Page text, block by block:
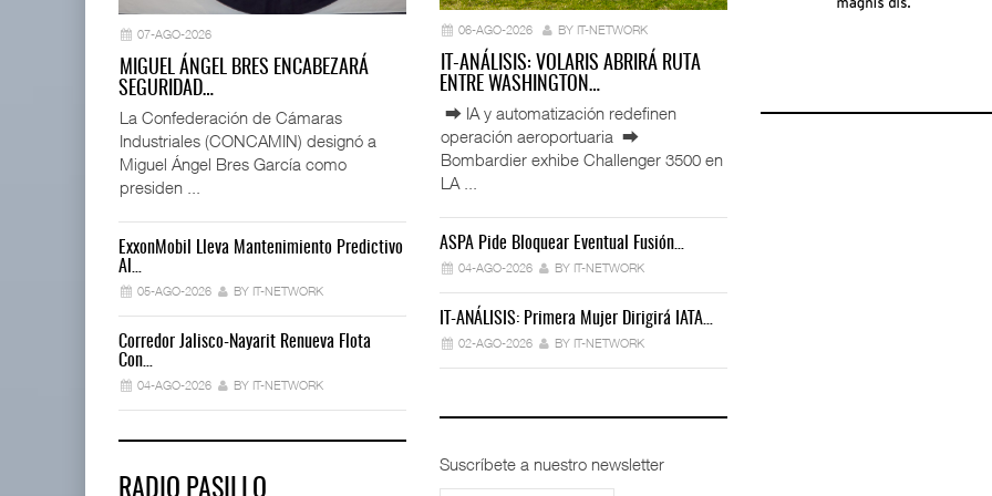
07-AGO-2026
MIGUEL ÁNGEL BRES ENCABEZARÁ
SEGURIDAD…
La Confederación de Cámaras
Industriales (CONCAMIN) designó a
Miguel Ángel Bres García como
presiden ...
ExxonMobil Lleva Mantenimiento Predictivo
Al…
05-AGO-2026 BY IT-NETWORK
Corredor Jalisco-Nayarit Renueva Flota
Con…
04-AGO-2026 BY IT-NETWORK
La Implementación De ENAMOV Enfrenta…
03-AGO-2026 BY IT-NETWORK
Trump Revoca Miles De Licencias…
02-AGO-2026 BY IT-NETWORK
Ford Apuesta Por El Talento…
06-AGO-2026 BY IT-NETWORK
IT-ANÁLISIS: VOLARIS ABRIRÁ RUTA
ENTRE WASHINGTON…
⮕ IA y automatización redefinen
operación aeroportuaria ⮕
Bombardier exhibe Challenger 3500 en
LA ...
ASPA Pide Bloquear Eventual Fusión…
04-AGO-2026 BY IT-NETWORK
IT-ANÁLISIS: Primera Mujer Dirigirá IATA…
02-AGO-2026 BY IT-NETWORK
Suscríbete a nuestro newsletter